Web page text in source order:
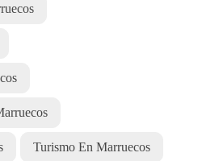
Turismo En Marruecos